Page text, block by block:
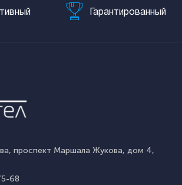
Гарантированный
проспект Маршала Жукова, дом 4,
68